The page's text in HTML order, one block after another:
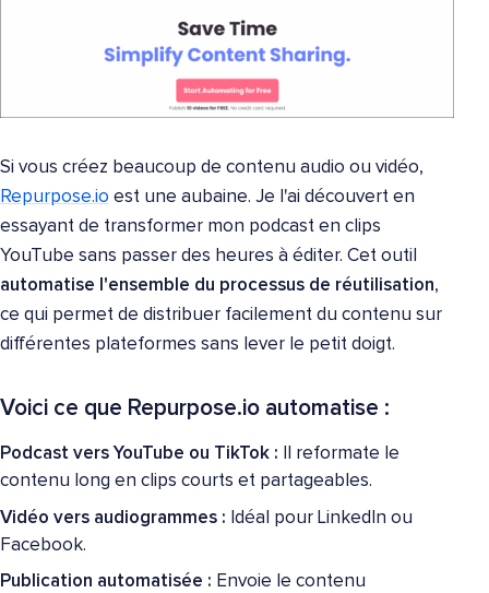
Si vous créez beaucoup de contenu audio ou vidéo,
Repurpose.io est une aubaine. Je l'ai découvert en
essayant de transformer mon podcast en clips
YouTube sans passer des heures à éditer. Cet outil
automatise l'ensemble du processus de réutilisation,
ce qui permet de distribuer facilement du contenu sur
différentes plateformes sans lever le petit doigt.
Voici ce que Repurpose.io automatise :
Podcast vers YouTube ou TikTok : Il reformate le
contenu long en clips courts et partageables.
Vidéo vers audiogrammes : Idéal pour LinkedIn ou
Facebook.
Publication automatisée : Envoie le contenu